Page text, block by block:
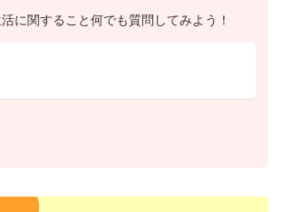
に関すること何でも質問してみよう！